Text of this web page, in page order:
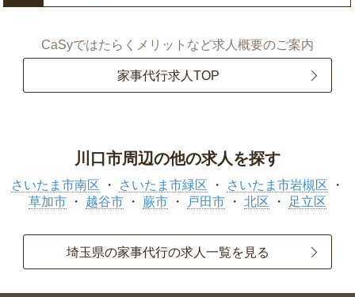
CaSyではたらくメリットなど求人概要のご案内
家事代行求人TOP
川口市周辺の他の求人を探す
さいたま市南区 さいたま市緑区
さいたま市岩槻区
草加市
越谷市 蕨市 戸田市 北区 足立区
埼玉県の家事代行の求人一覧を見る